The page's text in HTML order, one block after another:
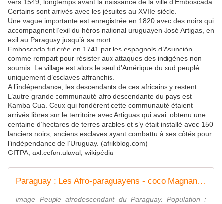
vers 1549, longtemps avant la naissance de la ville d’Emboscada.
Certains sont arrivés avec les jésuites au XVIIe siècle.
Une vague importante est enregistrée en 1820 avec des noirs qui
accompagnent l’exil du héros national uruguayen José Artigas, en
exil au Paraguay jusqu’à sa mort.
Emboscada fut crée en 1741 par les espagnols d’Asunción
comme rempart pour résister aux attaques des indigènes non
soumis. Le village est alors le seul d’Amérique du sud peuplé
uniquement d’esclaves affranchis.
A l’indépendance, les descendants de ces africains y restent.
L’autre grande communauté afro descendante du pays est
Kamba Cua. Ceux qui fondèrent cette communauté étaient
arrivés libres sur le territoire avec Artiguas qui avait obtenu une
centaine d’hectares de terres arables et s’y était installé avec 150
lanciers noirs, anciens esclaves ayant combattu à ses côtés pour
l’indépendance de l’Uruguay. (afrikblog.com)
GITPA, axl.cefan.ulaval, wikipédia
Paraguay : Les Afro-paraguayens - coco Magnanville
image Peuple afrodescendant du Paraguay. Population :